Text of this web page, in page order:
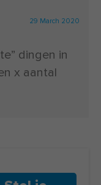
29 March 2020
dingen in
x aantal